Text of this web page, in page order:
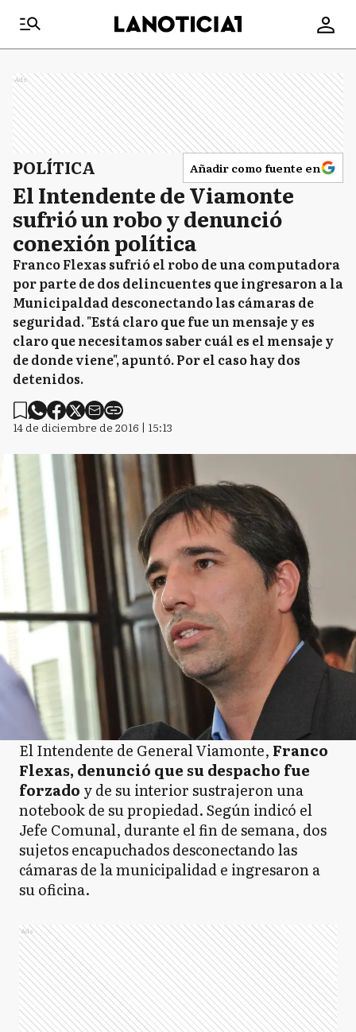
Ads
POLÍTICA Añadir como fuente en
El Intendente de Viamonte
sufrió un robo y denunció
conexión política
Franco Flexas sufrió el robo de una computadora
por parte de dos delincuentes que ingresaron a la
Municipaldad desconectando las cámaras de
seguridad. "Está claro que fue un mensaje y es
claro que necesitamos saber cuál es el mensaje y
de donde viene", apuntó. Por el caso hay dos
detenidos.
14 de diciembre de 2016 | 15:13
El Intendente de General Viamonte, Franco
Flexas, denunció que su despacho fue
forzado y de su interior sustrajeron una
notebook de su propiedad. Según indicó el
Jefe Comunal, durante el fin de semana, dos
sujetos encapuchados desconectando las
cámaras de la municipalidad e ingresaron a
su oficina.
Ads